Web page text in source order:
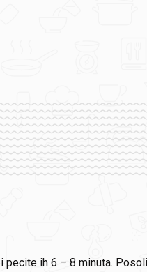
pecite ih 6 – 8 minuta.